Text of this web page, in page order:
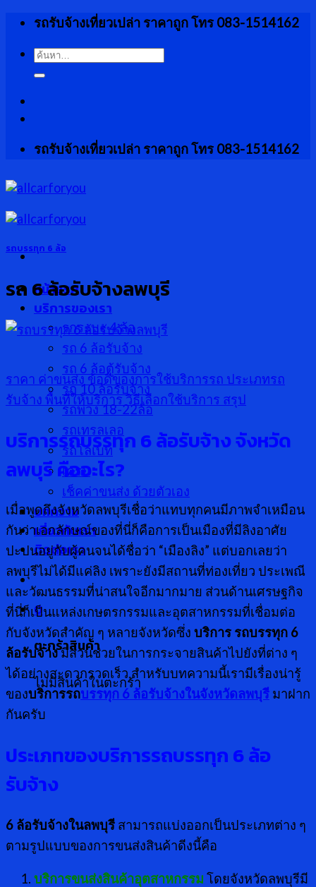
Skip
content
รถรับจ้างเที่ยวเปล่า ราคาถูก โทร 083-1514162
ค้นหา:
รถรับจ้างเที่ยวเปล่า ราคาถูก โทร 083-1514162
หน้าแรก
บริการของเรา
รกระบะ 4 ล้อ
รถ 6 ล้อรับจ้าง
รถ 6 ล้อตู้รับจ้าง
รถ 10 ล้อรับจ้าง
รถพ่วง 18-22ล้อ
รถเทรลเลอ
รถโลเบท
เครน
เช็คค่าขนส่ง ด้วยตัวเอง
บทความ
เกี่ยวกับเรา
ติดต่อเรา
0
ตะกร้าสินค้า
ไม่มีสินค้าในตะกร้า
รถบรรทุก 6 ล้อ
รถ 6 ล้อรับจ้างลพบุรี
ราคา ค่าขนส่งข้อดีของการใช้บริการรถ ประเภทรถ
รับจ้าง พื้นที่ให้บริการวิธีเลือกใช้บริการ สรุป
บริการรถบรรทุก6 ล้อรับจ้าง จังหวัด
ลพบุรี คืออะไร?
เมื่อพูดถึงจังหวัดลพบุรีเชื่อว่าแทบทุกคนมีภาพจำเหมือน
กันว่าเอกลักษณ์ของที่นี่ก็คือการเป็นเมืองที่มีลิงอาศัย
ปะปนอยู่กับผู้คนจนได้ชื่อว่า “เมืองลิง” แต่บอกเลยว่า
ลพบุรีไม่ได้มีแค่ลิง เพราะยังมีสถานที่ท่องเที่ยว ประเพณี
และวัฒนธรรมที่น่าสนใจอีกมากมาย ส่วนด้านเศรษฐกิจ
ที่นี่ก็เป็นแหล่งเกษตรกรรมและอุตสาหกรรมที่เชื่อมต่อ
กับจังหวัดสำคัญ ๆ หลายจังหวัดซึ่ง บริการ รถบรรทุก 6
ล้อรับจ้างมีส่วนช่วยในการกระจายสินค้าไปยังที่ต่าง ๆ
ได้อย่างสะดวกรวดเร็ว สำหรับบทความนี้เรามีเรื่องน่ารู้
ของบริการรถบรรทุก 6 ล้อรับจ้างในจังหวัดลพบุรี มาฝาก
กันครับ
ประเภทของบริการรถบรรทุก6 ล้อ
รับจ้าง
6 ล้อรับจ้างในลพบุรี สามารถแบ่งออกเป็นประเภทต่าง ๆ
ตามรูปแบบของการขนส่งสินค้าดีงนี้คือ
บริการขนส่งสินค้าอุตสาหกรรม โดยจังหวัดลพบุรีมี